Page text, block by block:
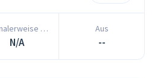
Normalerweise antwortet in
N/A
Aus
--